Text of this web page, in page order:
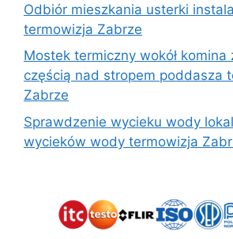
Odbiór mieszkania usterki
termowizja Zabrze
Mostek termiczny wokół komina
częścią nad stropem poddasza
Zabrze
Sprawdzenie wycieku wody
wycieków wody termowizja